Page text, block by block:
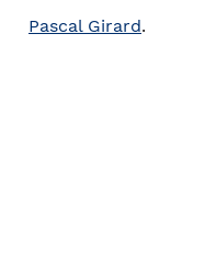
Pascal Girard.